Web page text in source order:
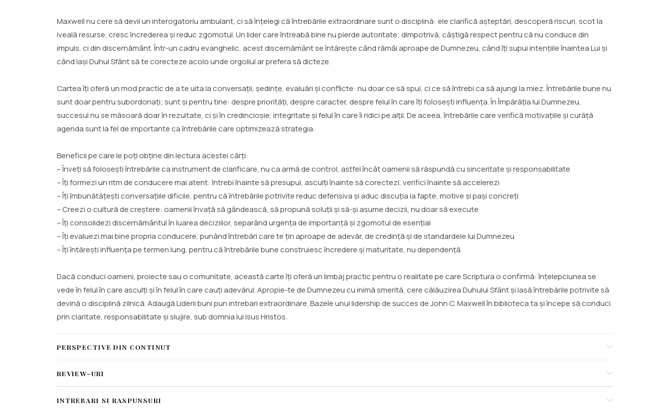
Maxwell nu cere să devii un interogatoriu ambulant, ci să înțelegi că întrebările extraordinare sunt o disciplină: ele clarifică așteptări, descoperă riscuri, scot la
iveală resurse, cresc încrederea și reduc zgomotul. Un lider care întreabă bine nu pierde autoritate; dimpotrivă, câștigă respect pentru că nu conduce din
impuls, ci din discernământ. Într-un cadru evanghelic, acest discernământ se întărește când rămâi aproape de Dumnezeu, când îți supui intențiile înaintea Lui și
când lași Duhul Sfânt să te corecteze acolo unde orgoliul ar prefera să dicteze.
Cartea îți oferă un mod practic de a te uita la conversații, ședințe, evaluări și conflicte: nu doar ce să spui, ci ce să întrebi ca să ajungi la miez. Întrebările bune nu
sunt doar pentru subordonați; sunt și pentru tine: despre priorități, despre caracter, despre felul în care îți folosești influența. În Împărăția lui Dumnezeu,
succesul nu se măsoară doar în rezultate, ci și în credincioșie, integritate și felul în care îi ridici pe alții. De aceea, întrebările care verifică motivațiile și curăță
agenda sunt la fel de importante ca întrebările care optimizează strategia.
Beneficii pe care le poți obține din lectura acestei cărți:
– Înveți să folosești întrebările ca instrument de clarificare, nu ca armă de control, astfel încât oamenii să răspundă cu sinceritate și responsabilitate
– Îți formezi un ritm de conducere mai atent: întrebi înainte să presupui, asculți înainte să corectezi, verifici înainte să accelerezi
– Îți îmbunătățești conversațiile dificile, pentru că întrebările potrivite reduc defensiva și aduc discuția la fapte, motive și pași concreți
– Creezi o cultură de creștere: oamenii învață să gândească, să propună soluții și să-și asume decizii, nu doar să execute
– Îți consolidezi discernământul în luarea deciziilor, separând urgența de importanță și zgomotul de esențial
– Îți evaluezi mai bine propria conducere, punând întrebări care te țin aproape de adevăr, de credință și de standardele lui Dumnezeu
– Îți întărești influența pe termen lung, pentru că întrebările bune construiesc încredere și maturitate, nu dependență
Dacă conduci oameni, proiecte sau o comunitate, această carte îți oferă un limbaj practic pentru o realitate pe care Scriptura o confirmă: înțelepciunea se
vede în felul în care asculți și în felul în care cauți adevărul. Apropie-te de Dumnezeu cu inimă smerită, cere călăuzirea Duhului Sfânt și lasă întrebările potrivite să
devină o disciplină zilnică. Adaugă Liderii buni pun intrebari extraordinare. Bazele unui lidership de succes de John C. Maxwell în biblioteca ta și începe să conduci
prin claritate, responsabilitate și slujire, sub domnia lui Isus Hristos.
PERSPECTIVE DIN CONTINUT
REVIEW-URI
INTREBARI SI RASPUNSURI